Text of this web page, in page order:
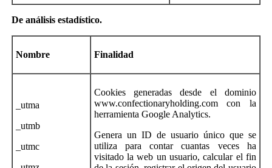
De análisis estadístico.
Nombre Finalidad
_utma
_utmb
_utmc
Cookies generadas desde el dominio
www.confectionaryholding.com con la
herramienta Google Analytics.
Genera un ID de usuario único que se
utiliza para contar cuantas veces ha
visitado la web un usuario, calcular el fin